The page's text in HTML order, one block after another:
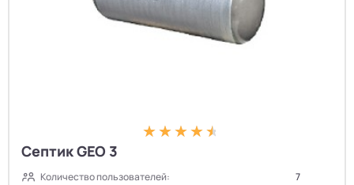
Септик GEO 3
Количество пользователей:
7